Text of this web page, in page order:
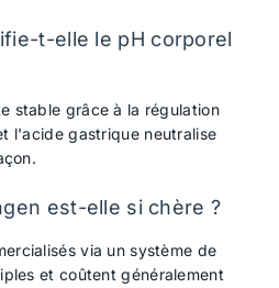
t-elle le pH corporel
stable grâce à la régulation
l'acide gastrique neutralise
est-elle si chère ?
via un système de
et coûtent généralement